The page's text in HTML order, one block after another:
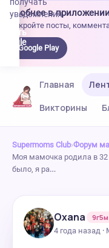
Удобнее в
Откройте посты,
Google Play
уведомления.
Главная
Викторины
Supermoms Club›Форум
Моя мамочка родила в
было, я ра…
Oxana 9г5м
4 года назад ·